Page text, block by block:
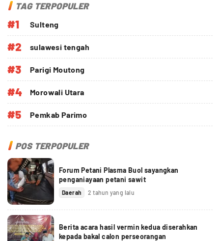
TAG TERPOPULER
#1 Sulteng
#2 sulawesi tengah
#3 Parigi Moutong
#4 Morowali Utara
#5 Pemkab Parimo
POS TERPOPULER
Forum Petani Plasma Buol sayangkan
penganiayaan petani sawit
Daerah 2 tahun yang lalu
Berita acara hasil vermin kedua diserahkan
kepada bakal calon perseorangan